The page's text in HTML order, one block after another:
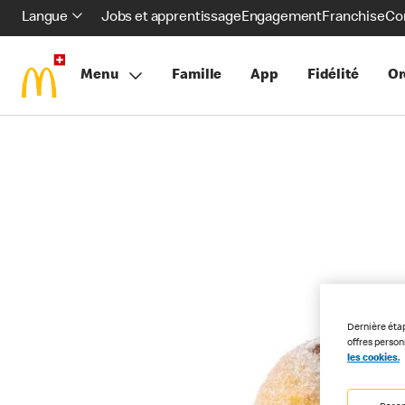
Langue Jobs et apprentissageEngagementFranchise
Menu Famille App Fidélité
Dernière
offres
les cookies.